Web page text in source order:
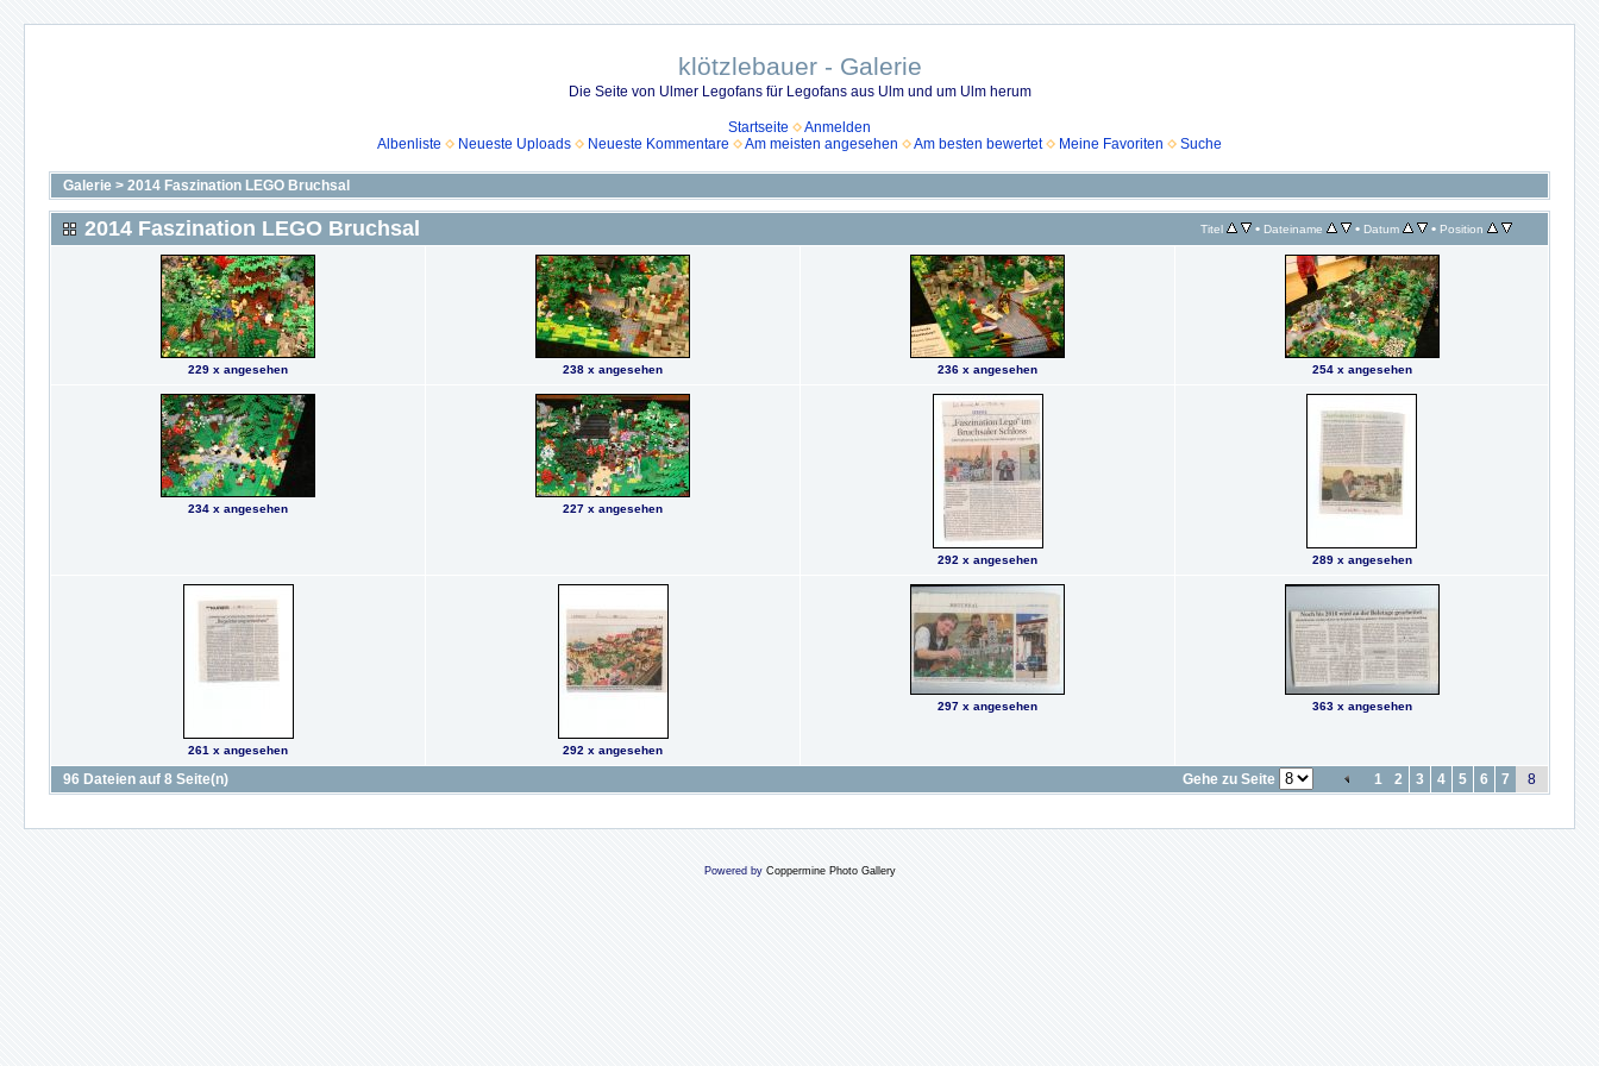
klötzlebauer - Galerie
Die Seite von Ulmer Legofans für Legofans aus Ulm und um Ulm herum
Startseite
Anmelden
Albenliste
Neueste Uploads Neueste Kommentare Am meisten angesehen Am besten bewertet Meine Favoriten Suche
Galerie > 2014 Faszination LEGO Bruchsal
2014 Faszination LEGO Bruchsal Titel • Dateiname • Datum • Position
229 x angesehen 238 x angesehen 236 x angesehen 254 x angesehen
234 x angesehen 227 x angesehen
292 x angesehen 289 x angesehen
261 x angesehen 292 x angesehen
297 x angesehen 363 x angesehen
96 Dateien auf 8 Seite(n) Gehe zu Seite 1 2 3 4 5 6 7 8
Powered by Coppermine Photo Gallery